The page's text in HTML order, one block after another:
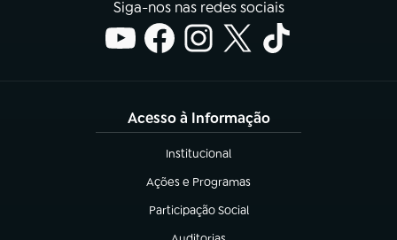
Siga-nos nas redes sociais
Acesso à Informação
Institucional
(abre em nova aba)
Ações e Programas
(abre em nova aba)
Participação Social
(abre em nova aba)